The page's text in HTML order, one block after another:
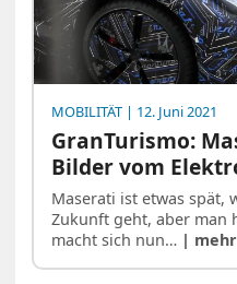
MOBILITÄT | 12. Juni 2021
GranTurismo:
Bilder vom
Maserati ist etwas spät,
Zukunft geht, aber man
macht sich nun… | mehr